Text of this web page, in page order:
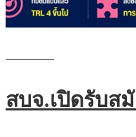
สบจ.เปิดรับส